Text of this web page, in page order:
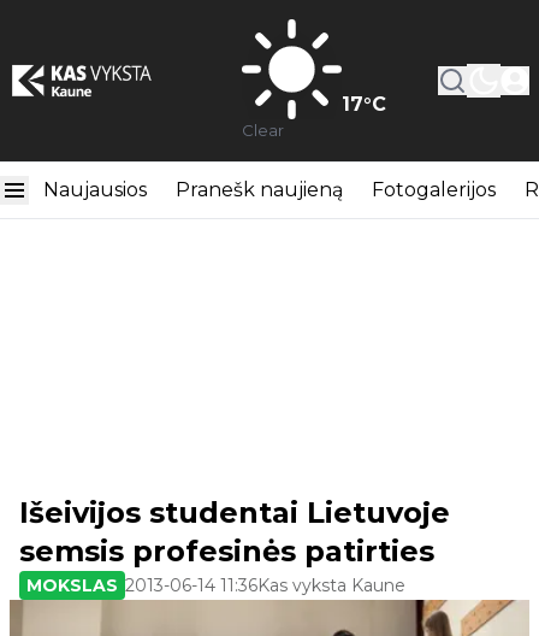
17°C
Clear
Naujausios Pranešk naujieną Fotogalerijos
Išeivijos studentai Lietuvoje
semsis profesinės patirties
MOKSLAS 2013-06-14 11:36Kas vyksta Kaune